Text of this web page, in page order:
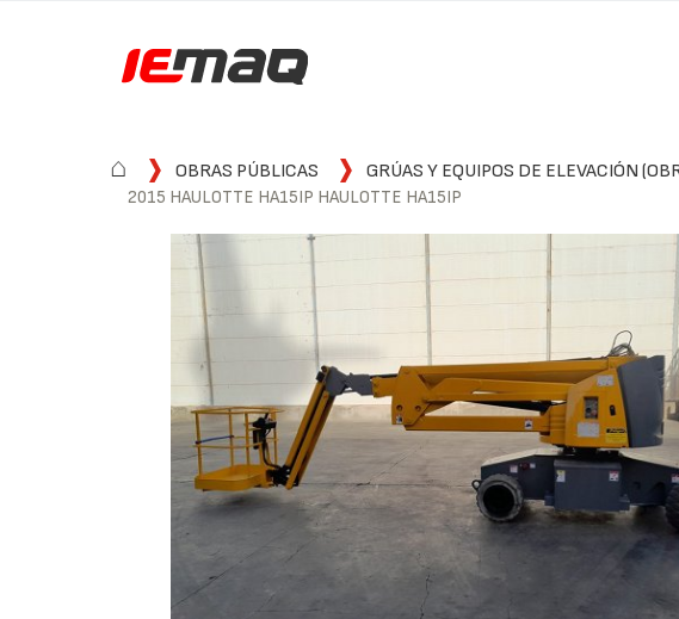
⌂ OBRAS PÚBLICAS
GRÚAS Y EQUIPOS DE ELEVACIÓN
2015 HAULOTTE HA15IP HAULOTTE HA15IP